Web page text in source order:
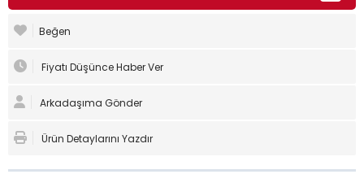
Beğen
Fiyatı Düşünce Haber Ver
Arkadaşıma Gönder
Ürün Detaylarını Yazdır